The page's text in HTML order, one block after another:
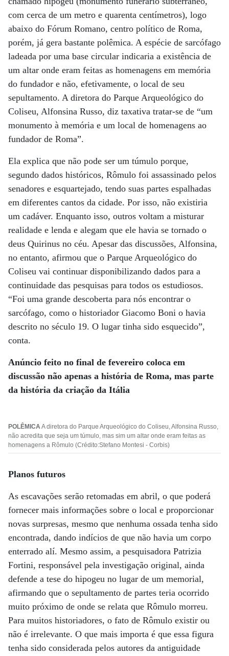
com cerca de um metro e quarenta centímetros), logo
abaixo do Fórum Romano, centro político de Roma,
porém, já gera bastante polêmica. A espécie de sarcófago
ladeada por uma base circular indicaria a existência de
um altar onde eram feitas as homenagens em memória
do fundador e não, efetivamente, o local de seu
sepultamento. A diretora do Parque Arqueológico do
Coliseu, Alfonsina Russo, diz taxativa tratar-se de “um
monumento à memória e um local de homenagens ao
fundador de Roma”.
Ela explica que não pode ser um túmulo porque,
segundo dados históricos, Rômulo foi assassinado pelos
senadores e esquartejado, tendo suas partes espalhadas
em diferentes cantos da cidade. Por isso, não existiria
um cadáver. Enquanto isso, outros voltam a misturar
realidade e lenda e alegam que ele havia se tornado o
deus Quirinus no céu. Apesar das discussões, Alfonsina,
no entanto, afirmou que o Parque Arqueológico do
Coliseu vai continuar disponibilizando dados para a
continuidade das pesquisas para todos os estudiosos.
“Foi uma grande descoberta para nós encontrar o
sarcófago, como o historiador Giacomo Boni o havia
descrito no século 19. O lugar tinha sido esquecido”,
conta.
Anúncio feito no final de fevereiro coloca em
discussão não apenas a história de Roma, mas parte
da história da criação da Itália
POLÊMICAA diretora do Parque Arqueológico do Coliseu, Alfonsina Russo,
não acredita que seja um túmulo, mas sim um altar onde eram feitas as
homenagens a Rômulo (Crédito:Stefano Montesi - Corbis)
Planos futuros
As escavações serão retomadas em abril, o que poderá
fornecer mais informações sobre o local e proporcionar
novas surpresas, mesmo que nenhuma ossada tenha sido
encontrada, dando indícios de que não havia um corpo
enterrado alí. Mesmo assim, a pesquisadora Patrizia
Fortini, responsável pela investigação original, ainda
defende a tese do hipogeu no lugar de um memorial,
afirmando que o sepultamento de partes teria ocorrido
muito próximo de onde se relata que Rômulo morreu.
Para muitos historiadores, o fato de Rômulo existir ou
não é irrelevante. O que mais importa é que essa figura
tenha sido considerada pelos autores da antiguidade